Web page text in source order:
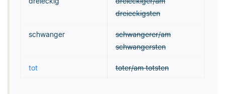
dreieckigsten
schwanger
schwangerer/am
schwangersten
tot toter/am totsten